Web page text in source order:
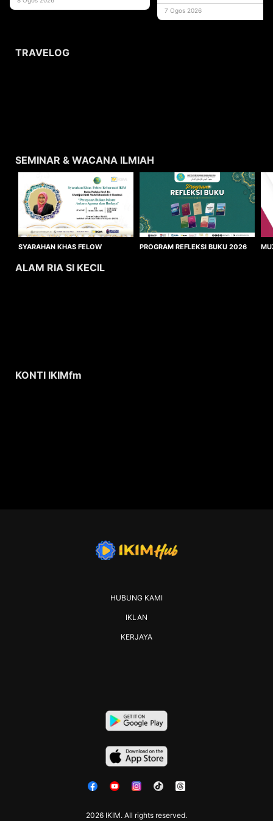
usaha
7 Ogos 2026
TRAVELOG
SEMINAR & WACANA ILMIAH
SYARAHAN KHAS FELOW
PROGRAM REFLEKSI BUKU 2026
ALAM RIA SI KECIL
KONTI IKIMfm
2026 IKIM. All rights reserved.
HUBUNG KAMI
IKLAN
KERJAYA